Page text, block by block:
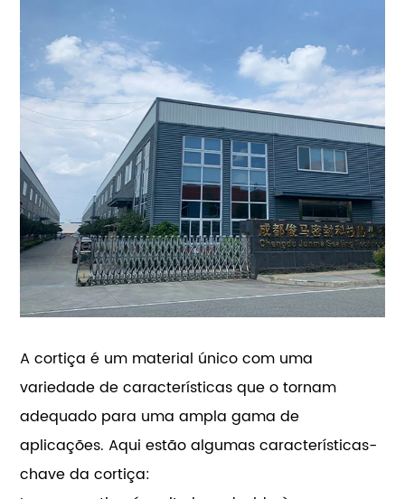
A cortiça é um material único com uma
variedade de características que o tornam
adequado para uma ampla gama de
aplicações. Aqui estão algumas características-
chave da cortiça: